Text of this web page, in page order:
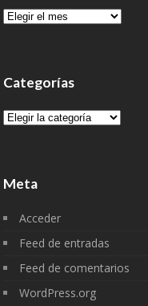
Archivo
Categorías
Categorías
Meta
Acceder
Feed de entradas
Feed de comentarios
WordPress.org